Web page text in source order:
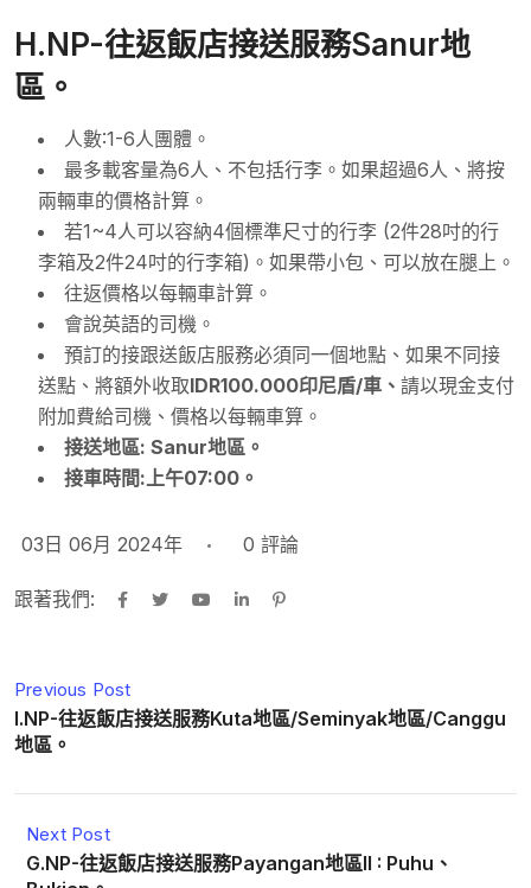
H.NP-往返飯店接送服務Sanur地
區。
人數:1-6人團體。
最多載客量為6人、不包括行李。如果超過6人、將按
兩輛車的價格計算。
若1~4人可以容納4個標準尺寸的行李 (2件28吋的行
李箱及2件24吋的行李箱)。如果帶小包、可以放在腿上。
往返價格以每輛車計算。
會說英語的司機。
預訂的接跟送飯店服務必須同一個地點、如果不同接
送點、將額外收取IDR100.000印尼盾/車、 請以現金支付
附加費給司機、價格以每輛車算。
接送地區: Sanur地區。
接車時間:上午07:00。
03日 06月 2024年 0 評論
跟著我們:
Previous Post
I.NP-往返飯店接送服務Kuta地區/Seminyak地區/Canggu
地區。
Next Post
G.NP-往返飯店接送服務Payangan地區II : Puhu、